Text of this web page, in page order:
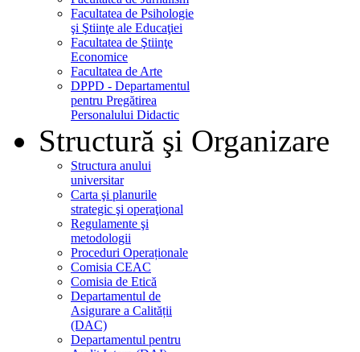
Facultatea de Psihologie
şi Ştiinţe ale Educaţiei
Facultatea de Ştiinţe
Economice
Facultatea de Arte
DPPD - Departamentul
pentru Pregătirea
Personalului Didactic
Structură şi Organizare
Structura anului
universitar
Carta şi planurile
strategic şi operaţional
Regulamente şi
metodologii
Proceduri Operaționale
Comisia CEAC
Comisia de Etică
Departamentul de
Asigurare a Calității
(DAC)
Departamentul pentru